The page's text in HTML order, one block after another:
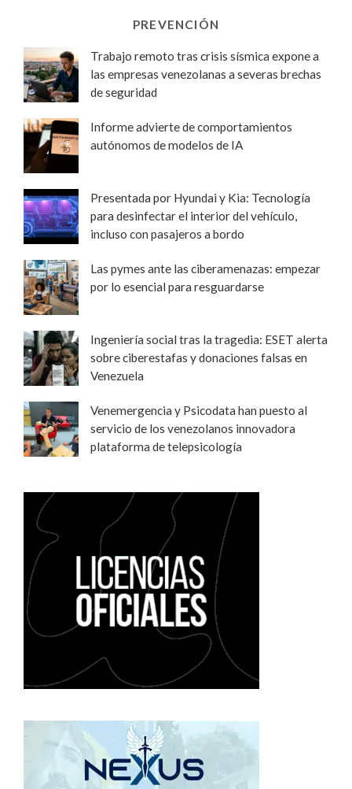
PREVENCIÓN
Trabajo remoto tras crisis sísmica expone a
las empresas venezolanas a severas brechas
de seguridad
Informe advierte de comportamientos
autónomos de modelos de IA
Presentada por Hyundai y Kia: Tecnología
para desinfectar el interior del vehículo,
incluso con pasajeros a bordo
Las pymes ante las ciberamenazas: empezar
por lo esencial para resguardarse
Ingeniería social tras la tragedia: ESET alerta
sobre ciberestafas y donaciones falsas en
Venezuela
Venemergencia y Psicodata han puesto al
servicio de los venezolanos innovadora
plataforma de telepsicología